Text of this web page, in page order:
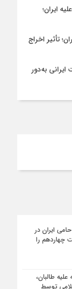
ایران؛
تأثیر اخراج
به‌دور
حامی ایران در
چهاردهم را
طالبان،
توسط